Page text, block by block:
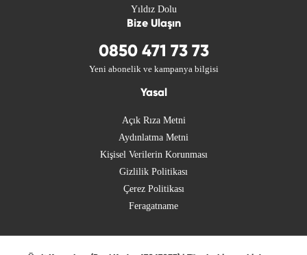
Yıldız Dolu
Bize Ulaşın
0850 471 73 73
Yeni abonelik ve kampanya bilgisi
Yasal
Açık Rıza Metni
Aydınlatma Metni
Kişisel Verilerin Korunması
Gizlilik Politikası
Çerez Politikası
Feragatname